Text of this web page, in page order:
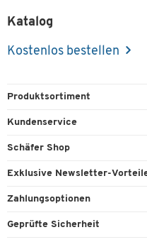
Katalog
Kostenlos bestellen
Produktsortiment
Büroausstattung
Reinigung & Hygiene
Technik
Kundenservice
Direktbestellung
Kontaktformulare
Lieferinformationen
Schäfer Shop
Services & Leistungen
Workplace Solutions
Exklusive Newsletter-
Willkommensgutschein
Zahlungsoptionen
Paypal
Geprüfte Sicherheit